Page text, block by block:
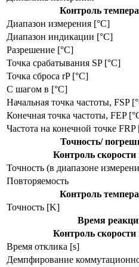
Контроль
Диапазон измерения [°C]
Диапазон индикации [°C]
Разрешение [°C]
Точка срабатывания SP [°C]
Точка сброса rP [°C]
С шагом в [°C]
Начальная точка частоты, FSP
Конечная точка частоты, FEP
Частота на конечной точке
Точность/
Контроль скорости
Точность (в диапазоне
Повторяемость
Контроль
Точность [K]
Время
Контроль скорости
Время отклика [s]
Демпфирование